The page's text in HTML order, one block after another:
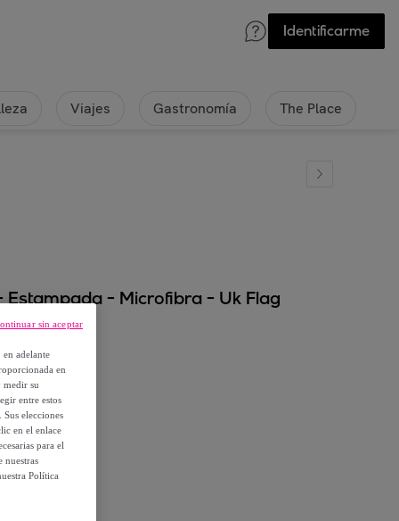
Identificarme
Viajes Gastronomía The Place
Estampada - Microfibra - Uk Flag
adelante
en
medir su
entre estos
elecciones
en el enlace
para el
nuestras
Política
sin aceptar